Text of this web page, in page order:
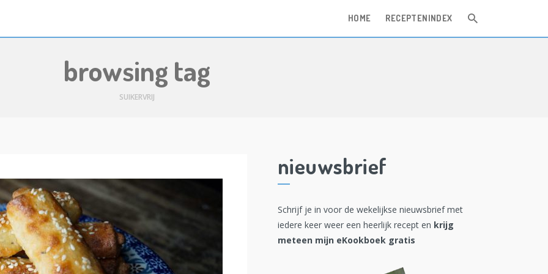
HOME RECEPTENINDEX
browsing tag
SUIKERVRIJ
nieuwsbrief
Schrijf je in voor de wekelijkse nieuwsbrief met
iedere keer weer een heerlijk recept en krijg
meteen mijn eKookboek gratis